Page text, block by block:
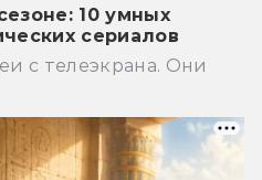
10 умных
сериалов
с телеэкрана. Они